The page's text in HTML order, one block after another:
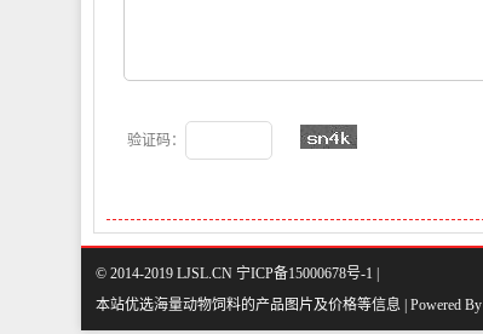
验证码：
© 2014-2019 LJSL.CN 宁ICP备15000678号-1 |
本站优选海量动物饲料的产品图片及价格等信息 | Powered By